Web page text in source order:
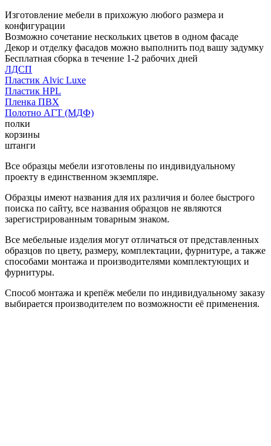
Изготовление мебели в прихожую любого размера и
конфигурации
Возможно сочетание нескольких цветов в одном фасаде
Декор и отделку фасадов можно выполнить под вашу задумку
Бесплатная сборка в течение 1-2 рабочих дней
ЛДСП
Пластик Alvic Luxe
Пластик HPL
Пленка ПВХ
Полотно АГТ (МДФ)
полки
корзины
штанги
Все образцы мебели изготовлены по индивидуальному
проекту в единственном экземпляре.
Образцы имеют названия для их различия и более быстрого
поиска по сайту, все названия образцов не являются
зарегистрированным товарным знаком.
Все мебельные изделия могут отличаться от представленных
образцов по цвету, размеру, комплектации, фурнитуре, а также
способами монтажа и производителями комплектующих и
фурнитуры.
Способ монтажа и крепёж мебели по индивидуальному заказу
выбирается производителем по возможности её применения.